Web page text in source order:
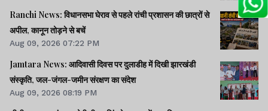
Ranchi News: विधानसभा घेराव से पहले रांची प्रशासन की छात्रों से
अपील, कानून तोड़ने से बचें
Aug 09, 2026 07:22 PM
Jamtara News: आदिवासी दिवस पर दुलाडीह में दिखी झारखंडी
संस्कृति, जल-जंगल-जमीन संरक्षण का संदेश
Aug 09, 2026 08:19 PM